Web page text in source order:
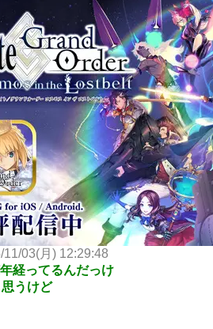
11/03(月) 12:29:48
経ってるんだっけ
うけど